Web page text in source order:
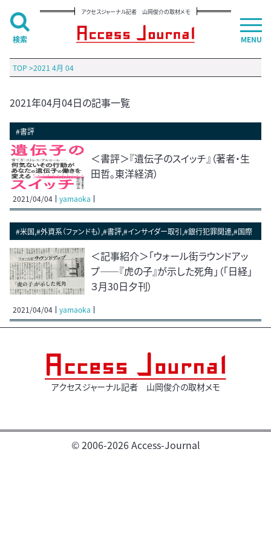
アクセスジャーナル記者 山岡俊介の取材メモ
TOP >2021 4月 04
2021年04月04日の記事一覧
#書評
＜書評＞『遺伝子のスイッチ』（著者・生
田哲。東洋経済）
2021/04/04 yamaoka
#米国,#外資系（ファンドも）,#書評,#インサイダー取引,#銀行犯罪関連,#国際
＜記事紹介＞「ウォール街ラウンドアッ
プ――『虎の子』が示した死角」（「日経」
３月30日夕刊）
2021/04/04 yamaoka
アクセスジャーナル記者 山岡俊介の取材メモ
© 2006-2026 Access-Journal
MENU
検索